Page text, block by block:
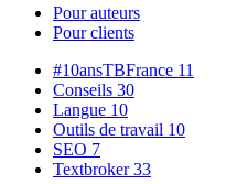
Pour auteurs
Pour clients
#10ansTBFrance 11
Conseils 30
Langue 10
Outils de travail 10
SEO 7
Textbroker33